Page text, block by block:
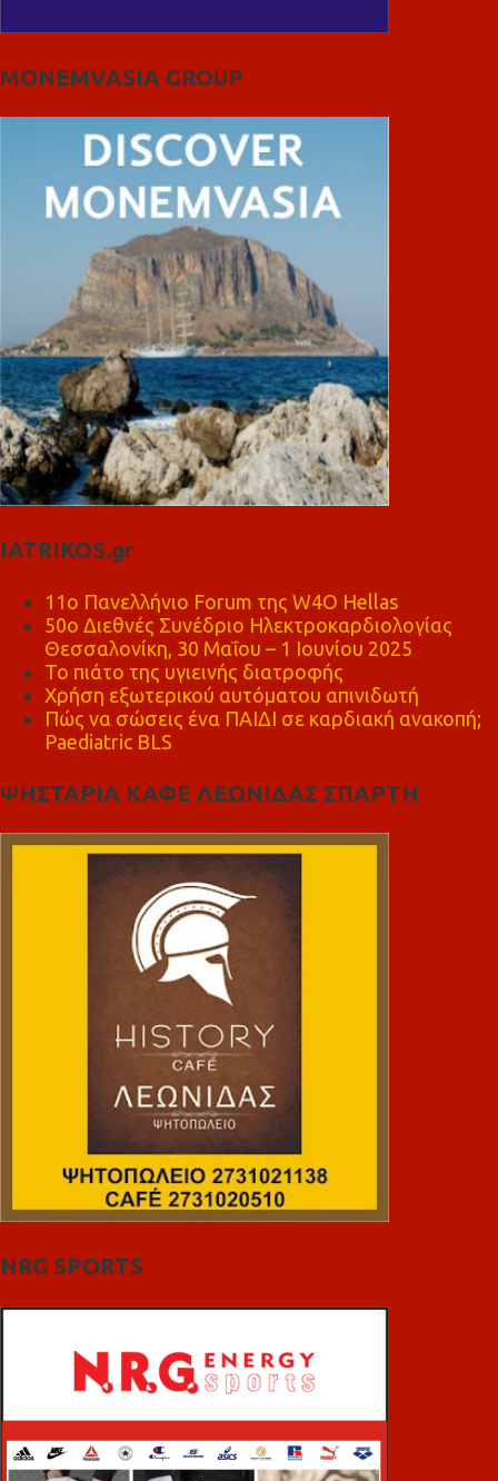
MONEMVASIA GROUP
IATRIKOS.gr
11ο Πανελλήνιο Forum της W4O Hellas
50ο Διεθνές Συνέδριο Ηλεκτροκαρδιολογίας
Θεσσαλονίκη, 30 Μαΐου – 1 Ιουνίου 2025
Το πιάτο της υγιεινής διατροφής
Χρήση εξωτερικού αυτόματου απινιδωτή
Πώς να σώσεις ένα ΠΑΙΔΙ σε καρδιακή ανακοπή;
Paediatric BLS
ΨΗΣΤΑΡΙΑ ΚΑΦΕ ΛΕΩΝΙΔΑΣ ΣΠΑΡΤΗ
NRG SPORTS